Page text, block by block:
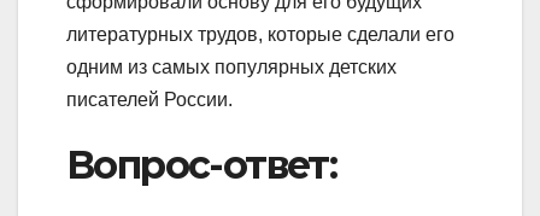
литературных трудов, которые сделали его
одним из самых популярных детских
писателей России.
Вопрос-ответ: